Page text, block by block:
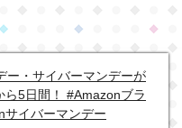
ー・サイバーマンデーが
5日間！ #Amazonブラ
サイバーマンデー